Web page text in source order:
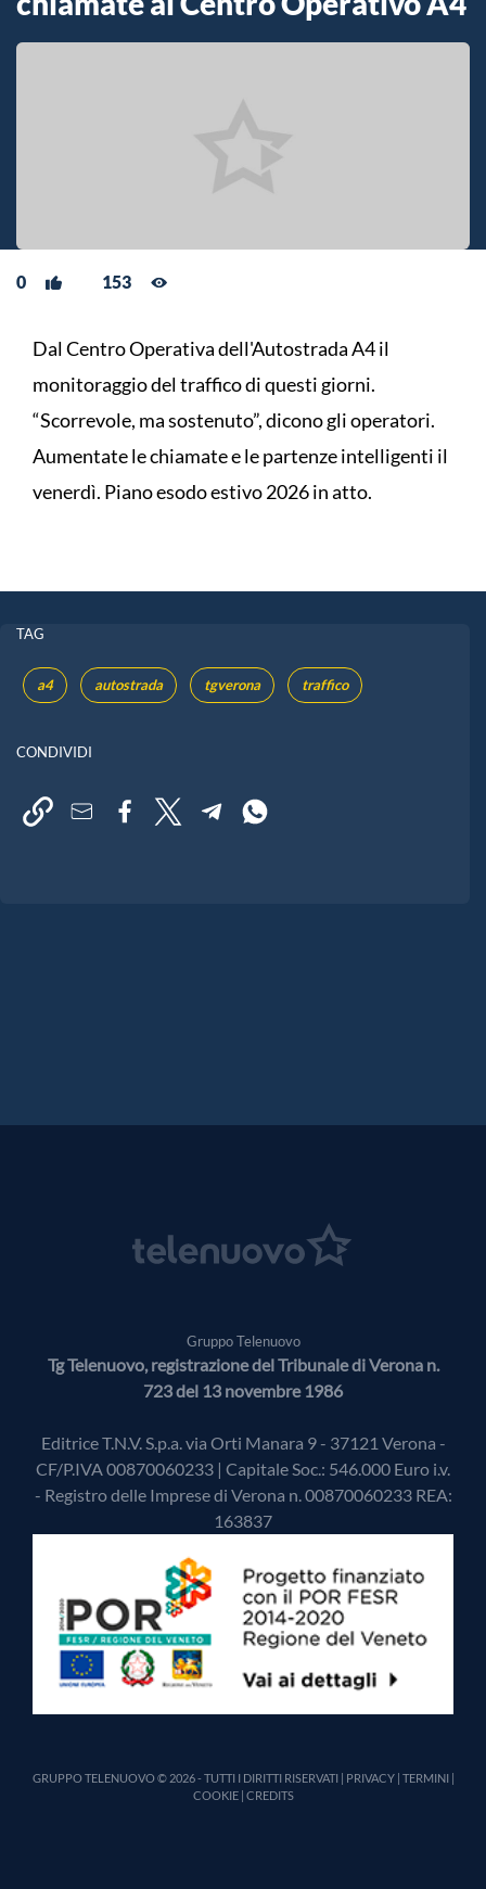
0 153
Dal Centro Operativa dell'Autostrada A4 il
monitoraggio del traffico di questi giorni.
“Scorrevole, ma sostenuto”, dicono gli operatori.
Aumentate le chiamate e le partenze intelligenti il
venerdì. Piano esodo estivo 2026 in atto.
TAG
a4 autostrada tgverona traffico
CONDIVIDI
Gruppo Telenuovo
Tg Telenuovo, registrazione del Tribunale di Verona n.
723 del 13 novembre 1986
Editrice T.N.V. S.p.a. via Orti Manara 9 - 37121 Verona -
CF/P.IVA 00870060233 | Capitale Soc.: 546.000 Euro i.v.
- Registro delle Imprese di Verona n. 00870060233 REA:
163837
GRUPPO TELENUOVO © 2026 - TUTTI I DIRITTI RISERVATI | PRIVACY| TERMINI|
COOKIE| CREDITS